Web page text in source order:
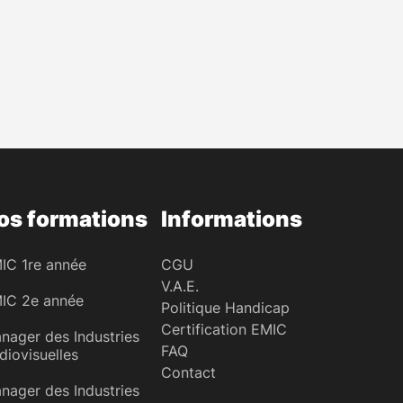
formations
1re année
2e année
des Industries
des Industries
Informations
CGU
V.A.E.
Politique Handicap
Certification EMIC
FAQ
Contact